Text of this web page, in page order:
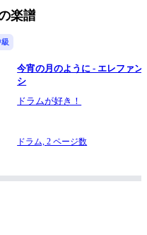
楽譜
今宵の月のように - エレファン
シ
ドラムが好き！
ドラム,2 ページ数